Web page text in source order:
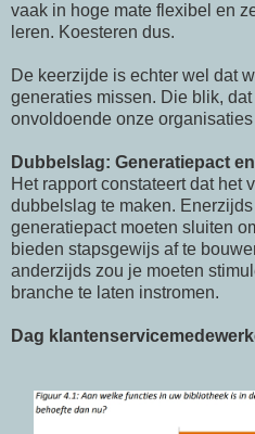
vaak in hoge mate flexibel en
leren. Koesteren dus.
De keerzijde is echter wel dat
generaties missen. Die blik,
onvoldoende onze
Dubbelslag: Generatiepact
Het rapport constateert dat het
dubbelslag te maken.
generatiepact moeten sluiten
bieden stapsgewijs af te
anderzijds zou je moeten
branche te laten instromen.
Dag